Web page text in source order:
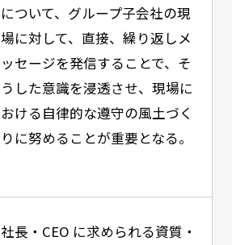
について、グループ子会社の現
場に対して、直接、繰り返しメ
ッセージを発信することで、そ
うした意識を浸透させ、現場に
おける自律的な遵守の風土づく
りに努めることが重要となる。
社長・CEO に求められる資質・